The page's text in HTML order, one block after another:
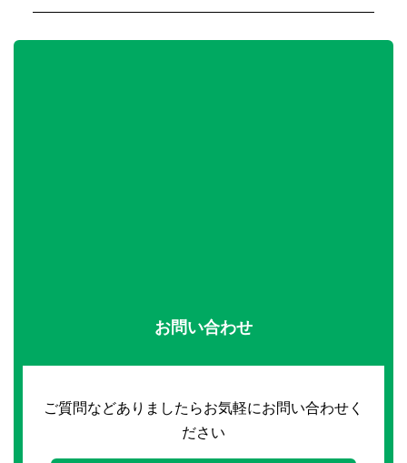
お問い合わせ
ご質問などありましたらお気軽にお問い合わせく
ださい